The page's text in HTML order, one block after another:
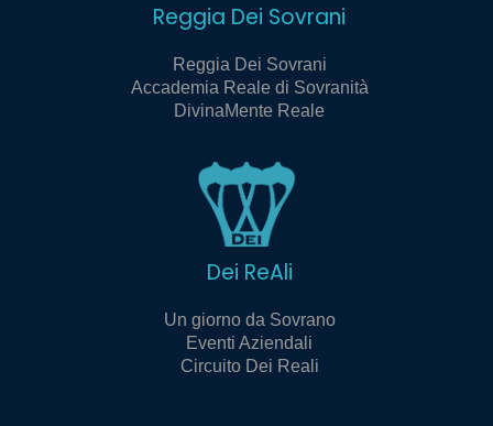
Reggia Dei Sovrani
Reggia Dei Sovrani
Accademia Reale di Sovranità
DivinaMente Reale
Dei ReAli
Un giorno da Sovrano
Eventi Aziendali
Circuito Dei Reali